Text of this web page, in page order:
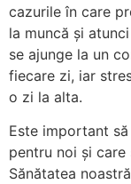
cazurile în care
la muncă și
se ajunge la un
fiecare zi, iar
o zi la alta.
Este important
pentru noi și care
Sănătatea